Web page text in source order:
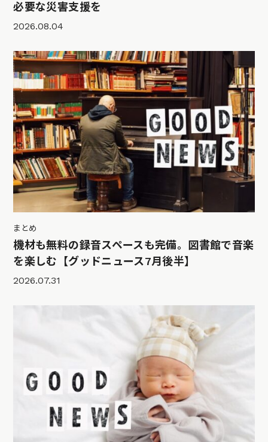
必要な災害支援を
2026.08.04
まとめ
機材も無料の録音スペースも完備。図書館で音楽
を楽しむ【グッドニュース7月後半】
2026.07.31